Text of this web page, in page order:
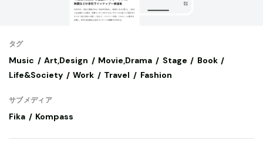
タグ
Music Art,Design Movie,Drama Stage
Book
Life&Society
Work Travel Fashion
サブメディア
Fika Kompass